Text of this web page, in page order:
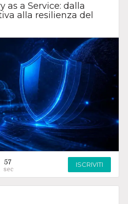
as a Service: dalla
alla resilienza del
56 ISCRIVITI